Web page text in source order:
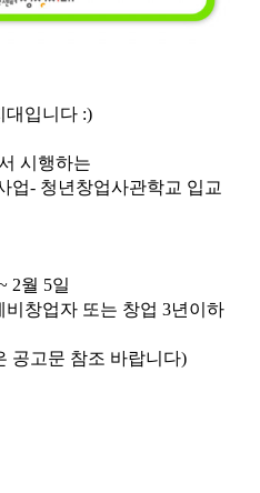
대입니다 :)
시행하는
업- 청년창업사관학교 입교
2월 5일
비창업자 또는 창업 3년이하
공고문 참조 바랍니다)